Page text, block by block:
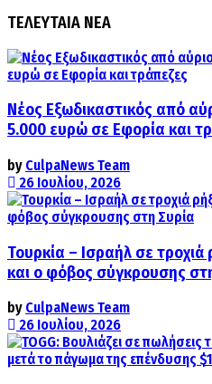
ΤΕΛΕΥΤΑΙΑ ΝΕΑ
Νέος Εξωδικαστικός από
5.000 ευρώ σε Εφορία και
by CulpaNews Team
26 Ιουλίου, 2026
Τουρκία – Ισραήλ σε
και ο φόβος σύγκρουσης
by CulpaNews Team
26 Ιουλίου, 2026